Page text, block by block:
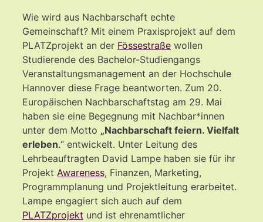
Wie wird aus Nachbarschaft echte
Gemeinschaft? Mit einem Praxisprojekt auf dem
PLATZprojekt an der Fössestraße wollen
Studierende des Bachelor-Studiengangs
Veranstaltungsmanagement an der Hochschule
Hannover diese Frage beantworten. Zum 20.
Europäischen Nachbarschaftstag am 29. Mai
haben sie eine Begegnung mit Nachbar*innen
unter dem Motto „Nachbarschaft feiern. Vielfalt
erleben.“ entwickelt. Unter Leitung des
Lehrbeauftragten David Lampe haben sie für ihr
Projekt Awareness, Finanzen, Marketing,
Programmplanung und Projektleitung erarbeitet.
Lampe engagiert sich auch auf dem
PLATZprojekt und ist ehrenamtlicher